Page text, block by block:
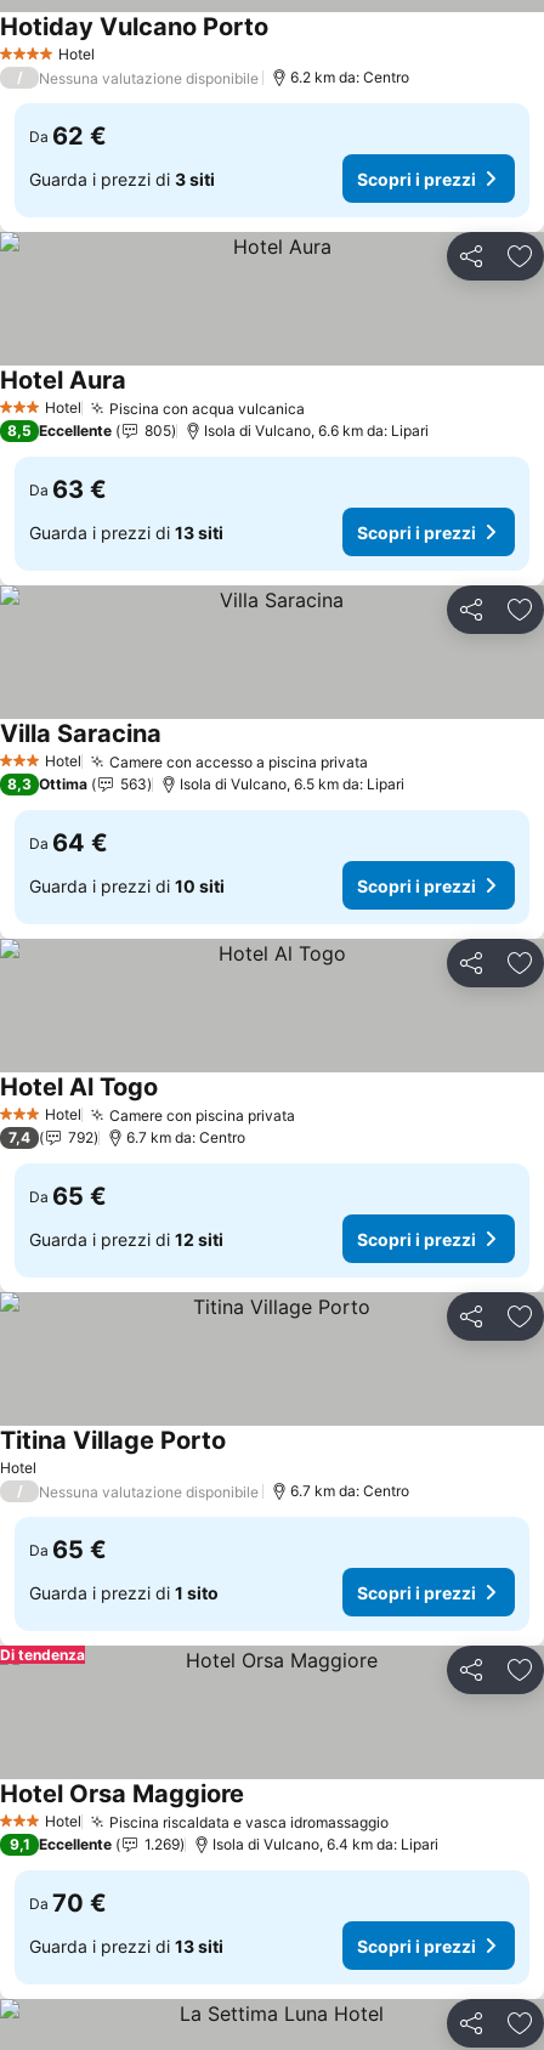
4 Stelle Hotel
Hotiday Vulcano Porto
/ Nessuna valutazione disponibile 6.2 km da: Centro
Da 62 €
Guarda i prezzi di 3 siti Scopri i prezzi
Condividi
3 StelleHotel Piscina con acqua vulcanica
Hotel Aura
8,5 Eccellente 805 Isola di Vulcano, 6.6 km da: Lipari
Da 63 €
Guarda i prezzi di 13 siti Scopri i prezzi
Condividi
3 StelleHotel Camere con accesso a piscina privata
Villa Saracina
8,3 Ottima 563 Isola di Vulcano, 6.5 km da: Lipari
Da 64 €
Guarda i prezzi di 10 siti Scopri i prezzi
Condividi
3 StelleHotel Camere con piscina privata
Hotel Al Togo
7,4 792 6.7 km da: Centro
Da 65 €
Guarda i prezzi di 12 siti Scopri i prezzi
Condividi
Hotel
Titina Village Porto
/ Nessuna valutazione disponibile 6.7 km da: Centro
Da 65 €
Guarda i prezzi di 1 sito Scopri i prezzi
Condividi
Di tendenza
3 StelleHotel Piscina riscaldata e vasca idromassaggioScopri i prezzi
Hotel Orsa Maggiore
9,1 Eccellente 1.269 Isola di Vulcano, 6.4 km da: Lipari
Da 70 €
Guarda i prezzi di 13 siti Scopri i prezzi
Condividi